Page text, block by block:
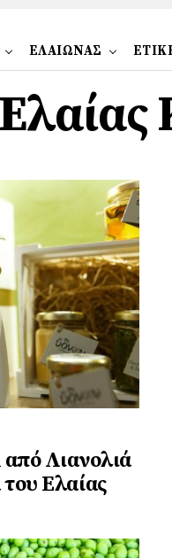
ΕΛΑΙΩΝΑΣ
Λιανολιά
Ελαίας